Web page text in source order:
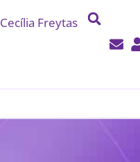
Cecília Freytas